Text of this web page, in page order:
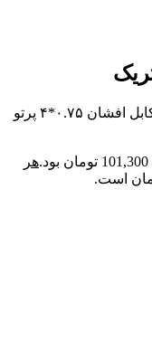
کابل افشان ۰.۷۵*۴ پرتو
هر